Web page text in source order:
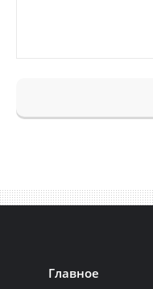
Главное